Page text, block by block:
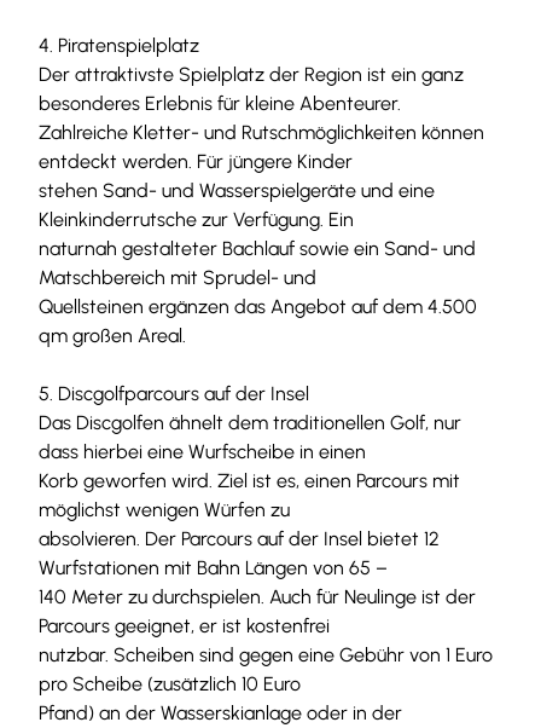
a
n
d
e
.
V
.
(
3
6
)
j
p
g
4. Piratenspielplatz
Der attraktivste Spielplatz der Region ist ein ganz
besonderes Erlebnis für kleine Abenteurer.
Zahlreiche Kletter- und Rutschmöglichkeiten können
entdeckt werden. Für jüngere Kinder
stehen Sand- und Wasserspielgeräte und eine
Kleinkinderrutsche zur Verfügung. Ein
naturnah gestalteter Bachlauf sowie ein Sand- und
Matschbereich mit Sprudel- und
Quellsteinen ergänzen das Angebot auf dem 4.500
qm großen Areal.
5. Discgolfparcours auf der Insel
Das Discgolfen ähnelt dem traditionellen Golf, nur
dass hierbei eine Wurfscheibe in einen
Korb geworfen wird. Ziel ist es, einen Parcours mit
möglichst wenigen Würfen zu
absolvieren. Der Parcours auf der Insel bietet 12
Wurfstationen mit Bahn Längen von 65 –
140 Meter zu durchspielen. Auch für Neulinge ist der
Parcours geeignet, er ist kostenfrei
nutzbar. Scheiben sind gegen eine Gebühr von 1 Euro
pro Scheibe (zusätzlich 10 Euro
Pfand) an der Wasserskianlage oder in der